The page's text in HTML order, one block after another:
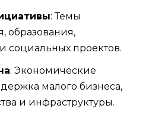
: Темы
образования,
социальных проектов.
: Экономические
малого бизнеса,
и инфраструктуры.